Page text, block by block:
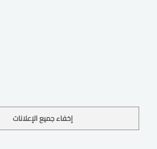
إخفاء جميع الإعلانات